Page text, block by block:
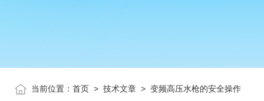
当前位置： 首页 > 技术文章 > 变频高压水枪的安全操作